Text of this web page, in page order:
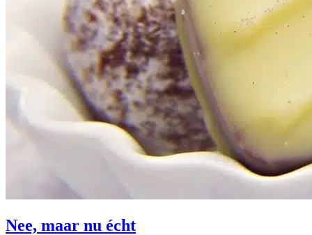
Nee, maar nu écht